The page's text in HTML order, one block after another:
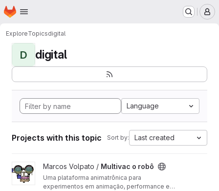
Skip to main content
Homepage
ExploreTopicsdigital
D digital
Language
Projects with this topic Sort by: Last created
View Multivac o robô project
Marcos Volpato / Multivac o robô
Uma plataforma animatrônica para
experimentos em animação, performance e